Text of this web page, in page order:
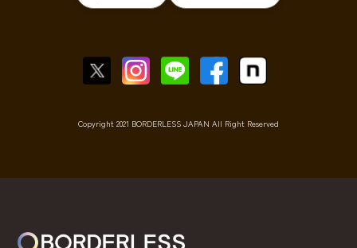
Copyright 2021 BORDERLESS JAPAN All Right Reserved